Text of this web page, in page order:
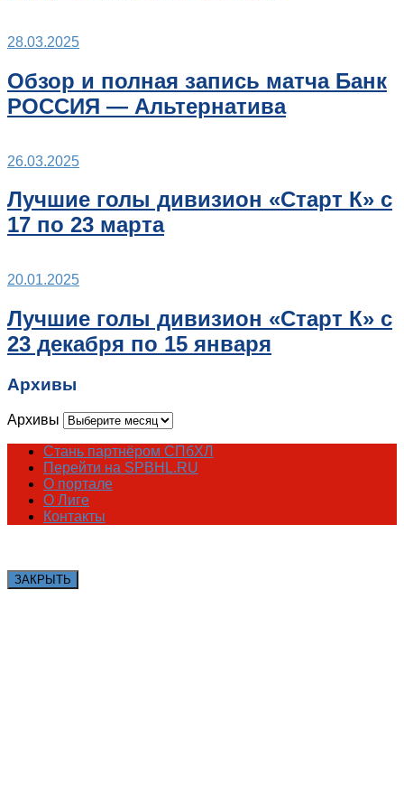
28.03.2025
Обзор и полная запись матча Банк
РОССИЯ — Альтернатива
26.03.2025
Лучшие голы дивизион «Старт К» с
17 по 23 марта
20.01.2025
Лучшие голы дивизион «Старт К» с
23 декабря по 15 января
Архивы
Архивы
Стань партнёром СПбХЛ
Перейти на SPBHL.RU
О портале
О Лиге
Контакты
ЗАКРЫТЬ